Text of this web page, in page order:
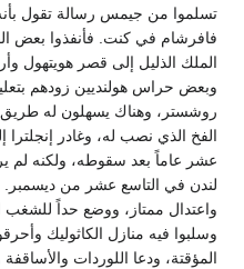
تسلموا من جيمس رسالة تقول
الملك الذليل إلى قصر هويتهول
وبعض حراس هولنديين زودهم
روشستر، وهناك يسهلون له
عشر عاماً بعد سقوطه، ولكنه لم
لندن في التاسع عشر من
واعتدال ممتاز، ووضع حداً للشغب
وسلبوا فيه منازل الكاثوليك
المؤقتة، ودعا اللوردات